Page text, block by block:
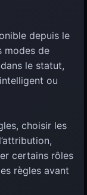
depuis le
modes de
le statut,
ou
choisir les
certains rôles
règles avant